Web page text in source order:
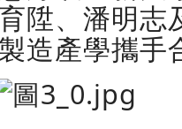
陞、潘明志
製造產學攜手